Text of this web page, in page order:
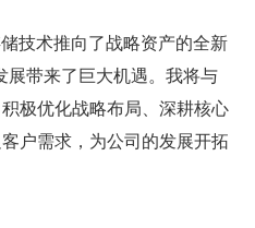
技术推向了战略资产的全新
带来了巨大机遇。我将与
极优化战略布局、深耕核心
户需求，为公司的发展开拓